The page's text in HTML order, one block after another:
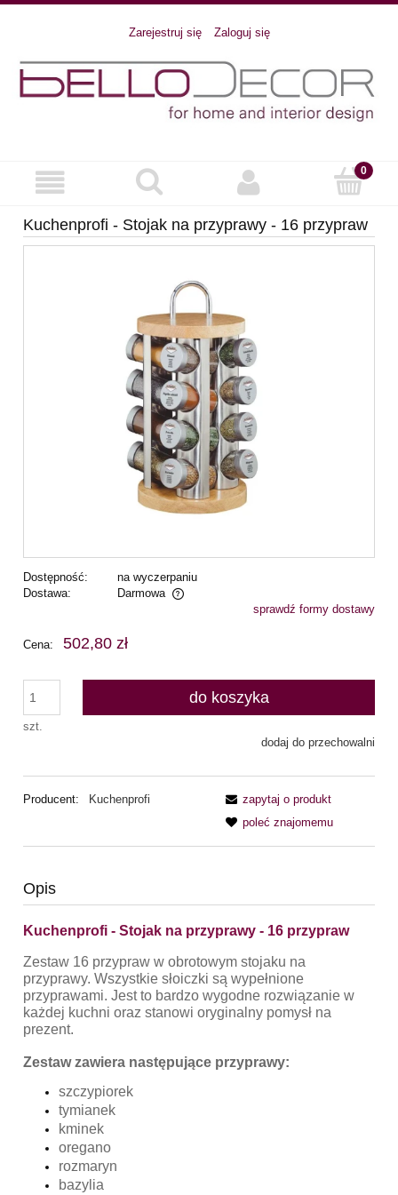
Zarejestruj się Zaloguj się
Kuchenprofi - Stojak na przyprawy - 16 przypraw
Dostępność:
na wyczerpaniu
Dostawa:
Darmowa
Cena nie zawiera ewentualnych kosztów płatnościsprawdź formy dostawy
Cena: 502,80 zł
szt.
do koszyka
dodaj do przechowalni
Producent: Kuchenprofi
zapytaj o produkt
poleć znajomemu
Opis
Kuchenprofi - Stojak na przyprawy - 16 przypraw
Zestaw 16 przypraw w obrotowym stojaku na
przyprawy. Wszystkie słoiczki są wypełnione
przyprawami. Jest to bardzo wygodne rozwiązanie w
każdej kuchni oraz stanowi oryginalny pomysł na
prezent.
Zestaw zawiera następujące przyprawy:
szczypiorek
tymianek
kminek
oregano
rozmaryn
bazylia